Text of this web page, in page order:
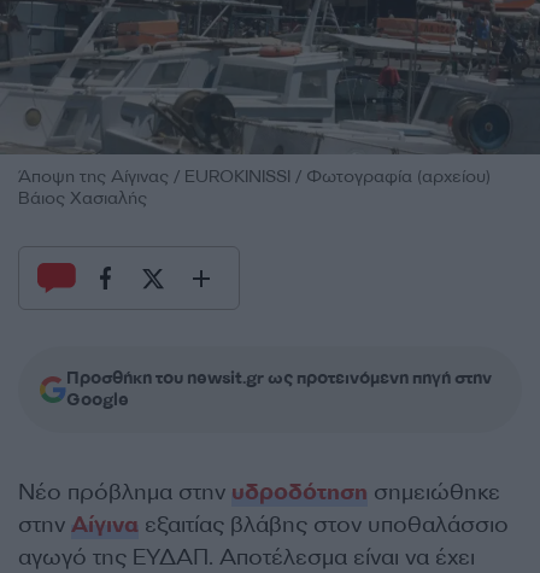
Άποψη της Αίγινας / EUROKINISSI / Φωτογραφία (αρχείου)
Βάιος Χασιαλής
Προσθήκη του newsit.gr ως προτεινόμενη πηγή στην
Google
Νέο πρόβλημα στην υδροδότηση σημειώθηκε
στην Αίγινα εξαιτίας βλάβης στον υποθαλάσσιο
αγωγό της ΕΥΔΑΠ. Αποτέλεσμα είναι να έχει